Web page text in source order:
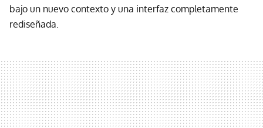
bajo un nuevo contexto y una interfaz completamente
rediseñada.